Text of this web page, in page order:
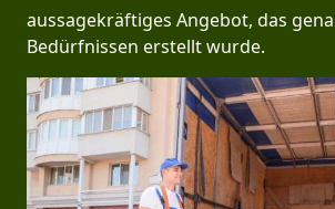
aussagekräftiges Angebot, das
Bedürfnissen erstellt wurde.